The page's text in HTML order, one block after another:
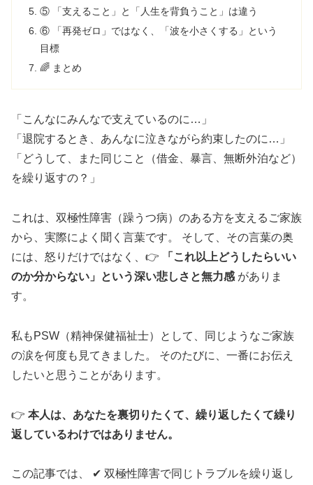
⑤ 「支えること」と「人生を背負うこと」は違う
⑥ 「再発ゼロ」ではなく、「波を小さくする」という
目標
🌈 まとめ
「こんなにみんなで支えているのに…」
「退院するとき、あんなに泣きながら約束したのに…」
「どうして、また同じこと（借金、暴言、無断外泊など）
を繰り返すの？」
これは、双極性障害（躁うつ病）のある方を支えるご家族
から、実際によく聞く言葉です。 そして、その言葉の奥
には、怒りだけではなく、👉
「これ以上どうしたらいい
のか分からない」という深い悲しさと無力感 がありま
す。
私もPSW（精神保健福祉士）として、同じようなご家族
の涙を何度も見てきました。 そのたびに、一番にお伝え
したいと思うことがあります。
👉 本人は、あなたを裏切りたくて、繰り返したくて繰り
返しているわけではありません。
この記事では、 ✔ 双極性障害で同じトラブルを繰り返し